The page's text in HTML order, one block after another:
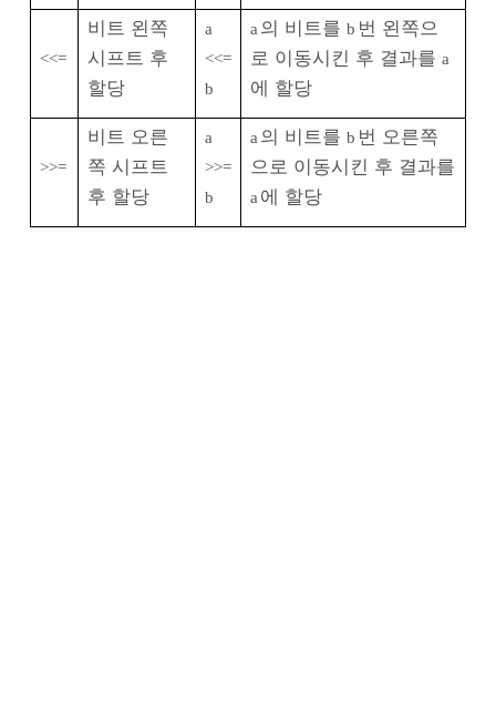
<<=
비트 왼쪽
시프트 후
할당
a
<<=
b
a 의 비트를 b 번 왼쪽으
로 이동시킨 후 결과를 a
에 할당
>>=
비트 오른
쪽 시프트
후 할당
a
>>=
b
a 의 비트를 b 번 오른쪽
으로 이동시킨 후 결과를
a 에 할당